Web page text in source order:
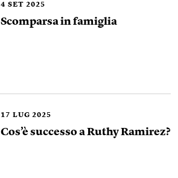
4 SET 2025
Scomparsa in famiglia
17 LUG 2025
Cos’è successo a Ruthy Ramirez?